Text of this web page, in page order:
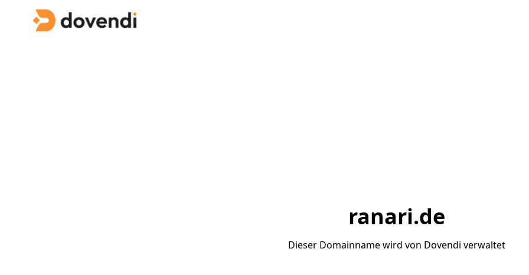
ranari.de
Dieser Domainname wird von Dovendi verwaltet